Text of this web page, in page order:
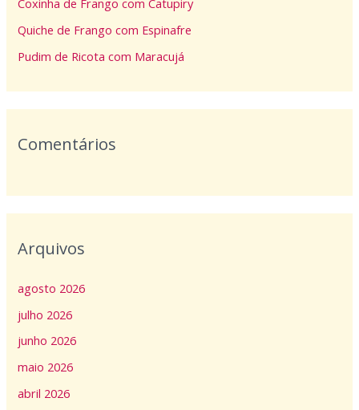
r
p
o
:
Coxinha de Frango com Catupiry
Quiche de Frango com Espinafre
Pudim de Ricota com Maracujá
Comentários
Arquivos
agosto 2026
julho 2026
junho 2026
maio 2026
abril 2026